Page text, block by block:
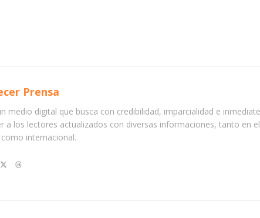
Prensa
medio digital que busca con credibilidad, imparcialidad e
a los lectores actualizados con diversas informaciones, tanto en
internacional.